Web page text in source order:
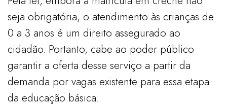
seja obrigatória, o atendimento às crianças de
0 a 3 anos é um direito assegurado ao
cidadão. Portanto, cabe ao poder público
garantir a oferta desse serviço a partir da
demanda por vagas existente para essa etapa
da educação básica.